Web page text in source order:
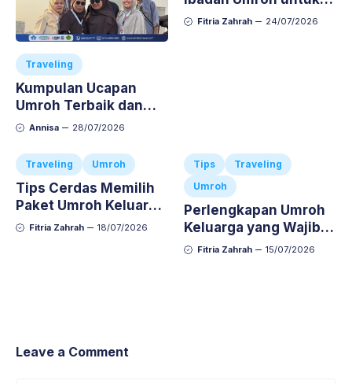
Traveling
Kumpulan Ucapan
Umroh Terbaik dan
Doa Semoga Menjadi
Annisa 28/07/2026
Anak-Anak agar Aman
Fitria Zahrah 24/07/2026
Traveling Umroh
Tips Cerdas Memilih
Paket Umroh Keluarga
Agar Ibadah Si Kecil
Fitria Zahrah 18/07/2026
Tips
Traveling
Umroh
Perlengkapan Umroh
Keluarga yang Wajib
Dibawa, Jangan
Fitria Zahrah 15/07/2026
Leave a Comment